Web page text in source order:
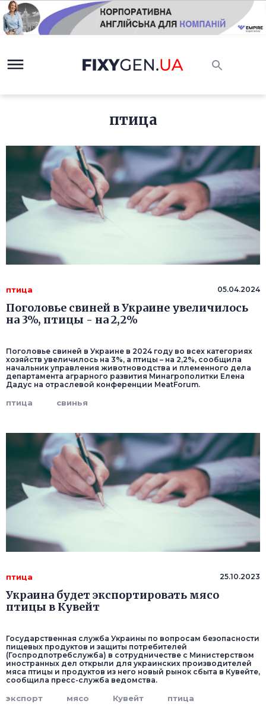
птица
птица 05.04.2024
Поголовье свиней в Украине увеличилось
на 3%, птицы - на 2,2%
Поголовье свиней в Украине в 2024 году во всех категориях
хозяйств увеличилось на 3%, а птицы – на 2,2%, сообщила
начальник управления животноводства и племенного дела
департамента аграрного развития Минагрополитки Елена
Дадус на отраслевой конференции MeatForum.
птица свинья
птица 25.10.2023
Украина будет экспортировать мясо
птицы в Кувейт
Государственная служба Украины по вопросам безопасности
пищевых продуктов и защиты потребителей
(Госпродпотребслужба) в сотрудничестве с Министерством
иностранных дел открыли для украинских производителей
мяса птицы и продуктов из него новый рынок сбыта в Кувейте,
сообщила пресс-служба ведомства.
экспорт мясо Кувейт птица